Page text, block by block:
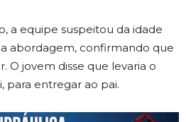
a equipe suspeitou da idade
abordagem, confirmando que
O jovem disse que levaria o
para entregar ao pai.